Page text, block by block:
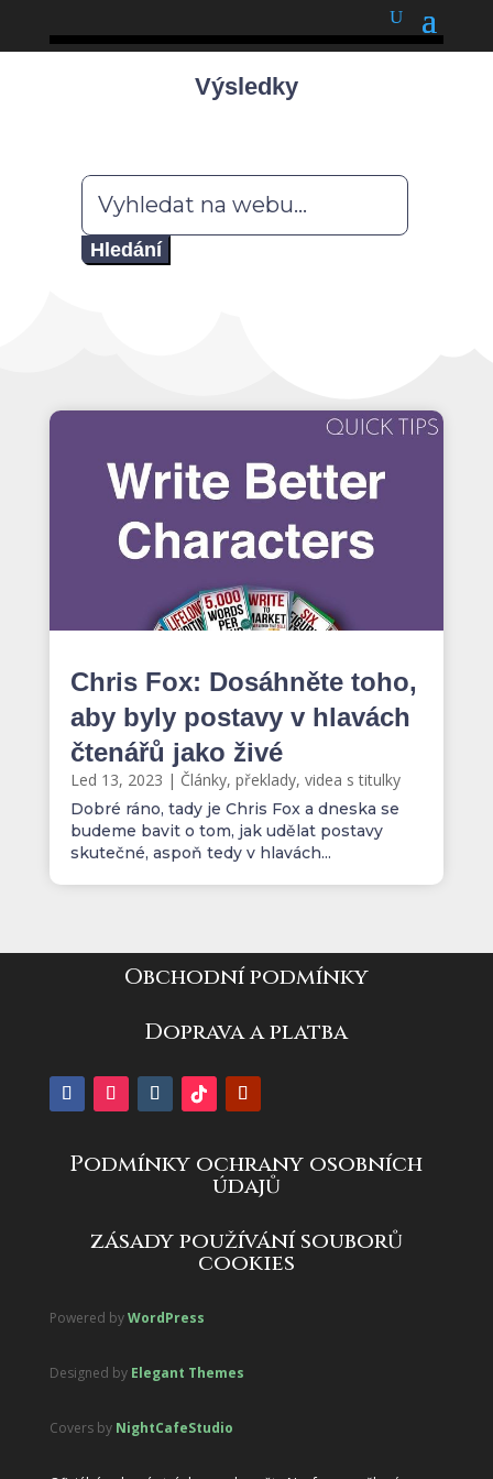
Výsledky
Hledat:
Chris Fox: Dosáhněte toho,
aby byly postavy v hlavách
čtenářů jako živé
Led 13, 2023 | Články, překlady, videa s titulky
Dobré ráno, tady je Chris Fox a dneska se
budeme bavit o tom, jak udělat postavy
skutečné, aspoň tedy v hlavách...
Obchodní podmínky
Doprava a platba
Podmínky ochrany osobních
údajů
zásady používání souborů
cookies
Powered byWordPress
Designed by Elegant Themes
Covers by NightCafeStudio